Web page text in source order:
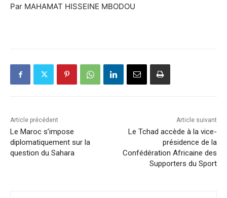
Par MAHAMAT HISSEINE MBODOU
Article précédent
Le Maroc s’impose
diplomatiquement sur la
question du Sahara
Article suivant
Le Tchad accède à la vice-
présidence de la
Confédération Africaine des
Supporters du Sport